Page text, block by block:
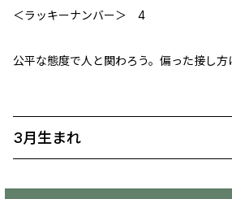
＜ラッキーナンバー＞ 4
公平な態度で人と関わろう。偏った接し方
3月生まれ